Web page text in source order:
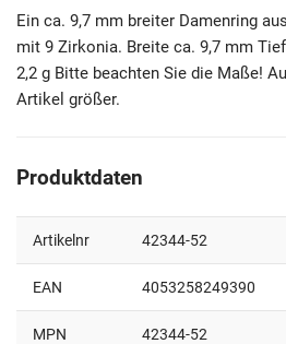
Ein ca. 9,7 mm breiter Damenring
mit 9 Zirkonia. Breite ca. 9,7 mm
2,2 g Bitte beachten Sie die Maße!
Artikel größer.
Produktdaten
Artikelnr 42344-52
EAN 4053258249390
MPN 42344-52